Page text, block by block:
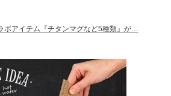
ボアイテム『チタンマグなど5種類』が…